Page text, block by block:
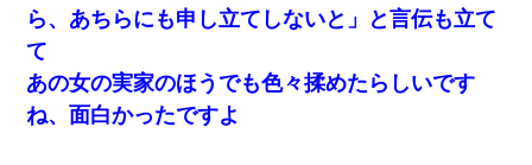
ら、あちらにも申し立てしないと」と言伝も立て
て
あの女の実家のほうでも色々揉めたらしいです
ね、面白かったですよ